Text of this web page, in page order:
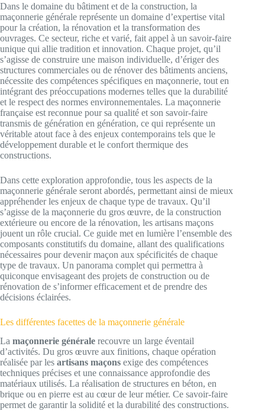
Dans le domaine du bâtiment et de la construction, la
maçonnerie générale représente un domaine d’expertise vital
pour la création, la rénovation et la transformation des
ouvrages. Ce secteur, riche et varié, fait appel à un savoir-faire
unique qui allie tradition et innovation. Chaque projet, qu’il
s’agisse de construire une maison individuelle, d’ériger des
structures commerciales ou de rénover des bâtiments anciens,
nécessite des compétences spécifiques en maçonnerie, tout en
intégrant des préoccupations modernes telles que la durabilité
et le respect des normes environnementales. La maçonnerie
française est reconnue pour sa qualité et son savoir-faire
transmis de génération en génération, ce qui représente un
véritable atout face à des enjeux contemporains tels que le
développement durable et le confort thermique des
constructions.
Dans cette exploration approfondie, tous les aspects de la
maçonnerie générale seront abordés, permettant ainsi de mieux
appréhender les enjeux de chaque type de travaux. Qu’il
s’agisse de la maçonnerie du gros œuvre, de la construction
extérieure ou encore de la rénovation, les artisans maçons
jouent un rôle crucial. Ce guide met en lumière l’ensemble des
composants constitutifs du domaine, allant des qualifications
nécessaires pour devenir maçon aux spécificités de chaque
type de travaux. Un panorama complet qui permettra à
quiconque envisageant des projets de construction ou de
rénovation de s’informer efficacement et de prendre des
décisions éclairées.
Les différentes facettes de la maçonnerie générale
La maçonnerie générale recouvre un large éventail
d’activités. Du gros œuvre aux finitions, chaque opération
réalisée par les artisans maçons exige des compétences
techniques précises et une connaissance approfondie des
matériaux utilisés. La réalisation de structures en béton, en
brique ou en pierre est au cœur de leur métier. Ce savoir-faire
permet de garantir la solidité et la durabilité des constructions.